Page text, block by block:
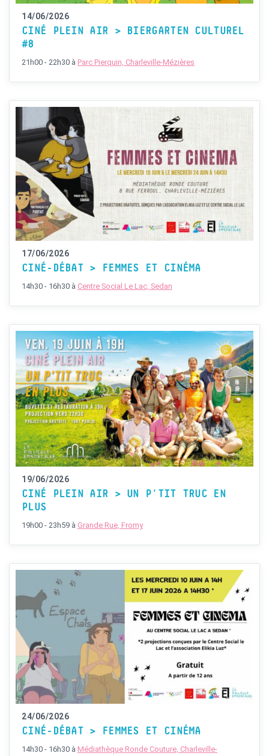
14/06/2026
CINÉ PLEIN AIR > BIERGARTEN CULTUREL
#8
21h00 - 22h30 à Parc Pierquin, Charleville-Mézières
17/06/2026
CINÉ-DÉBAT > FEMMES ET CINÉMA
14h30 - 16h30 à Centre Social Le Lac, Sedan
19/06/2026
CINÉ PLEIN AIR > UN P’TIT TRUC EN
PLUS
19h00 - 23h59 à Grande Rue, Fromy
24/06/2026
CINÉ-DÉBAT > FEMMES ET CINÉMA
14h30 - 16h30 à Médiathèque Ronde Couture, Charleville-